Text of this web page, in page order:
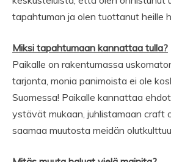
tapahtuman ja olen tuottanut heille
Miksi tapahtumaan kannattaa tulla?
Paikalle on rakentumassa
tarjonta, monia panimoista ei ole
Suomessa! Paikalle kannattaa
ystävät mukaan, juhlistamaan craft
saamaa muutosta meidän